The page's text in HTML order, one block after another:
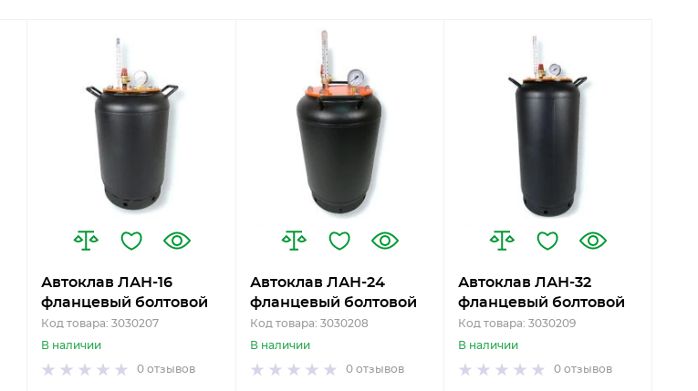
Автоклав ЛАН-16
фланцевый болтовой
Код товара: 3030207
В наличии
0отзывов
Автоклав ЛАН-24
фланцевый болтовой
Код товара: 3030208
В наличии
0 отзывов
Автоклав ЛАН-32
фланцевый болтовой
Код товара: 3030209
В наличии
0 отзывов